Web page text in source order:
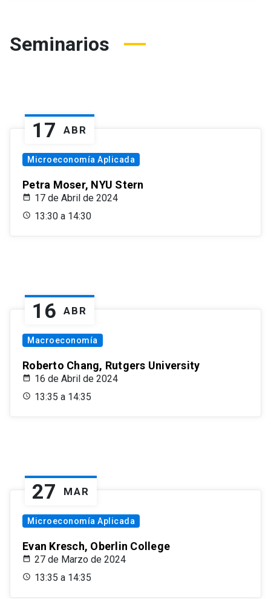
Seminarios
17 ABR
Microeconomía Aplicada
Petra Moser, NYU Stern
17 de Abril de 2024
13:30 a 14:30
16 ABR
Macroeconomía
Roberto Chang, Rutgers University
16 de Abril de 2024
13:35 a 14:35
27 MAR
Microeconomía Aplicada
Evan Kresch, Oberlin College
27 de Marzo de 2024
13:35 a 14:35